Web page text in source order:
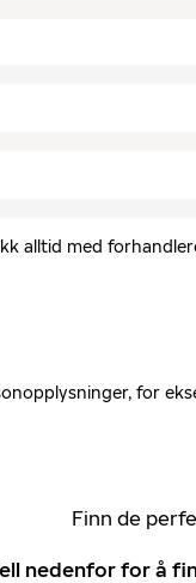
alltid med
for
Finn de
nedenfor for å